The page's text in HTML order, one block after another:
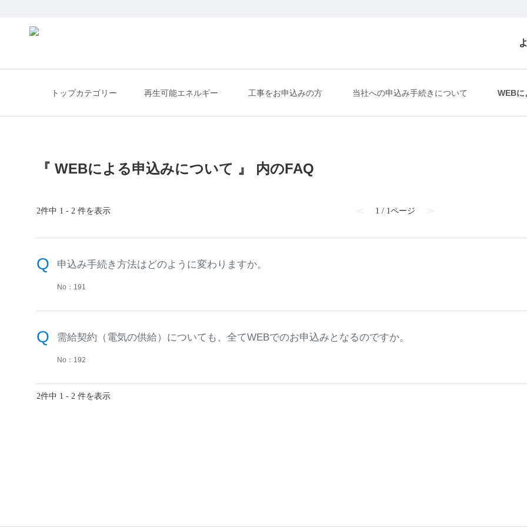
トップカテゴリー 再生可能エネルギー 工事をお申込みの方 当社への申込み手続きについて WEBに
『 WEBによる申込みについて 』 内のFAQ
2件中 1 - 2 件を表示 ≪ 1 / 1ページ ≫
申込み手続き方法はどのように変わりますか。
No：191
需給契約（電気の供給）についても、全てWEBでのお申込みとなるのですか。
No：192
2件中 1 - 2 件を表示